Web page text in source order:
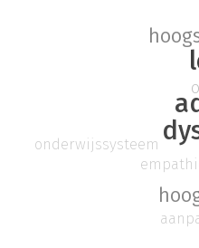
onderwijssysteem